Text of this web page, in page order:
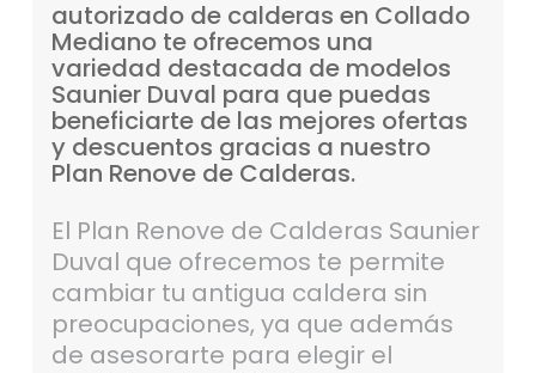
autorizado de calderas en Collado
Mediano te ofrecemos una
variedad destacada de modelos
Saunier Duval para que puedas
beneficiarte de las mejores ofertas
y descuentos gracias a nuestro
Plan Renove de Calderas.
El Plan Renove de Calderas Saunier
Duval que ofrecemos te permite
cambiar tu antigua caldera sin
preocupaciones, ya que además
de asesorarte para elegir el